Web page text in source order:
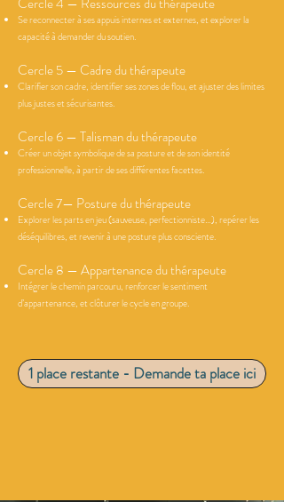
Se reconnecter à ses appuis internes et externes, et explorer la
capacité à demander du soutien.
Cercle 5 — Cadre du thérapeute
Clarifier son cadre, identifier ses zones de flou, et ajuster des limites
plus justes et sécurisantes.
Cercle 6 — Talisman du thérapeute
Créer un objet symbolique de sa posture et de son identité
professionnelle, à partir de ses différentes facettes.
Cercle 7— Posture du thérapeute
Explorer les parts en jeu (sauveuse, perfectionniste…), repérer les
déséquilibres, et revenir à une posture plus consciente.
Cercle 8 — Appartenance du thérapeute
Intégrer le chemin parcouru, renforcer le sentiment
d’appartenance, et clôturer le cycle en groupe.
1 place restante - Demande ta place ici